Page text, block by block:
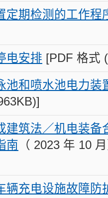
定期检测的工作程
电安排 [PDF 格式
池和喷水池电力装
建筑法／机电装备
南 （ 2023 年 10
辆充电设施故障防